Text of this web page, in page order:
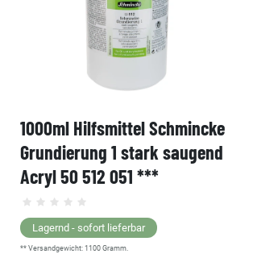
1000ml Hilfsmittel Schmincke
Grundierung 1 stark saugend
Acryl 50 512 051 ***
Lagernd - sofort lieferbar
** Versandgewicht: 1100 Gramm.